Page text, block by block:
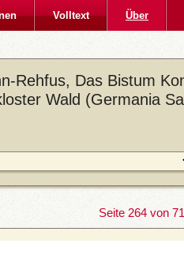
Volltext Über
Rehfus, Das Bistum
Wald (Germania
Seite 264 von